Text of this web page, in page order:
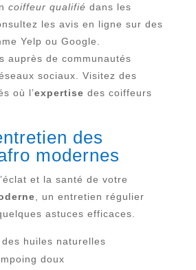
coiffeur qualifié dans les
les avis en ligne sur des
Yelp ou Google.
auprès de communautés
sociaux. Visitez des
où l’expertise des coiffeurs
des
modernes
et la santé de votre
, un entretien régulier
astuces efficaces.
huiles naturelles
doux